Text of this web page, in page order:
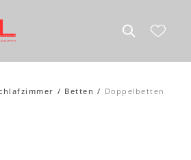
Betten Doppelbetten